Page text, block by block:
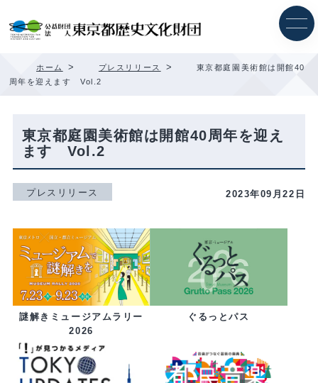
ホーム > プレスリリース >
東京都庭園美術館は開館40
周年を迎えます Vol.2
東京都庭園美術館は開館40周年を迎え
ます Vol.2
プレスリリース 2023年09月22日
謎解きミュージアムラリー
2026
ぐるっとパス